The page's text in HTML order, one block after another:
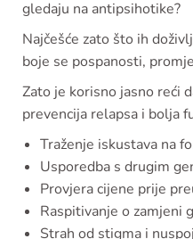
gledaju na antipsihotike?
Najčešće zato što ih
boje se pospanosti,
Zato je korisno jasno reći
prevencija relapsa i bolja
Traženje iskustava na
Usporedba s drugim
Provjera cijene prije
Raspitivanje o zamjeni
Strah od stigma i